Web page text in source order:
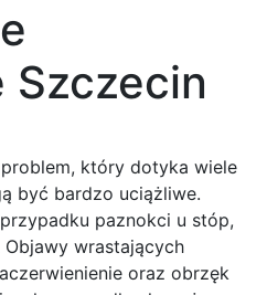
Szczecin
który dotyka wiele
być bardzo uciążliwe.
paznokci u stóp,
Objawy wrastających
oraz obrzęk